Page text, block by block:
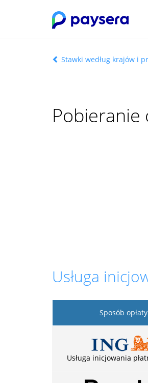
Stawki według krajów i
Pobieranie
Usługa
Sposób opłaty
Usługa inicjowania